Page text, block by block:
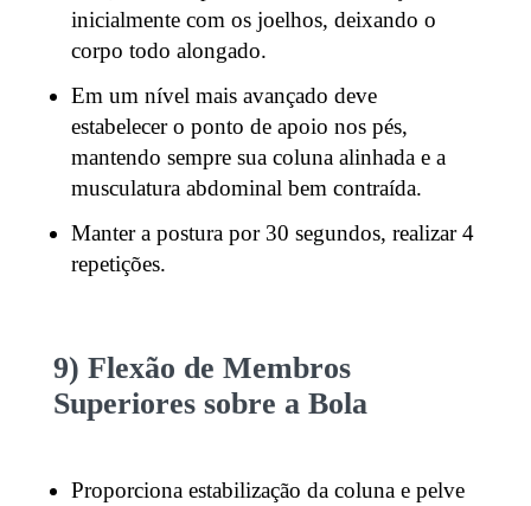
inicialmente com os joelhos, deixando o
corpo todo alongado.
Em um nível mais avançado deve
estabelecer o ponto de apoio nos pés,
mantendo sempre sua coluna alinhada e a
musculatura abdominal bem contraída.
Manter a postura por 30 segundos, realizar 4
repetições.
9) Flexão de Membros
Superiores sobre a Bola
Proporciona estabilização da coluna e pelve